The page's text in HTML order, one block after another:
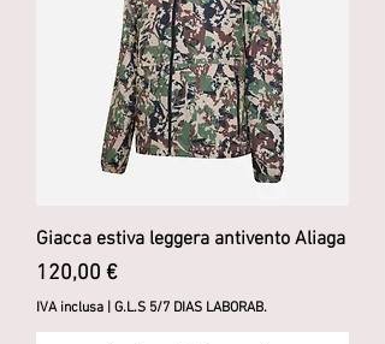
Giacca estiva leggera antivento Aliaga
Prezzo
120,00 €
IVA inclusa G.L.S 5/7 DIAS LABORAB.